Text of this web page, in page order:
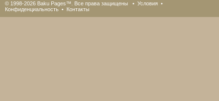
© 1998-2026 Baku Pages™. Все права защищены • Условия •
Конфиденциальность • Контакты